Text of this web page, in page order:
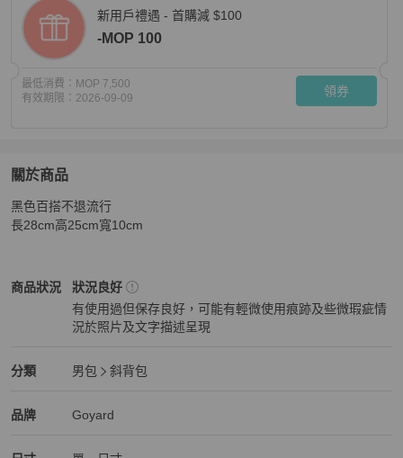
新用戶禮遇 - 首購減 $100
-MOP 100
最低消費： MOP 7,500
有效期限： 2026-09-09 領券
關於商品
關於Goyard男士黑色斜跨包
黑色百搭不退流行
長28cm高25cm寬10cm
商品狀況
Goyard男包商品狀態與細節
狀況良好
有使用過但保存良好，可能有輕微使用痕跡及些微瑕疵情
況於照片及文字描述呈現
分類
Goyard 男包分類資訊
男包
斜背包
品牌
Goyard 精品男包品牌介紹
Goyard
Goyard 推薦清單